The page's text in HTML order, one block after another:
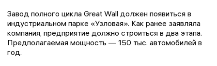
Завод полного цикла Great Wall должен появиться в
индустриальном парке «Узловая». Как ранее заявляла
компания, предприятие должно строиться в два этапа.
Предполагаемая мощность — 150 тыс. автомобилей в
год.